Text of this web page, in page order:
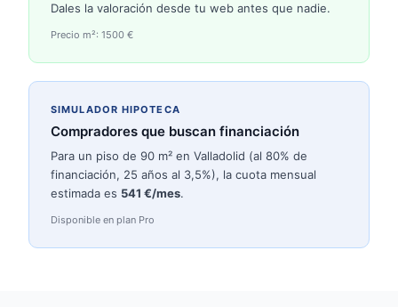
Dales la valoración desde tu web antes que nadie.
Precio m²: 1500 €
SIMULADOR HIPOTECA
Compradores que buscan financiación
Para un piso de 90 m² en Valladolid (al 80% de
financiación, 25 años al 3,5%), la cuota mensual
estimada es 541 €/mes.
Disponible en plan Pro